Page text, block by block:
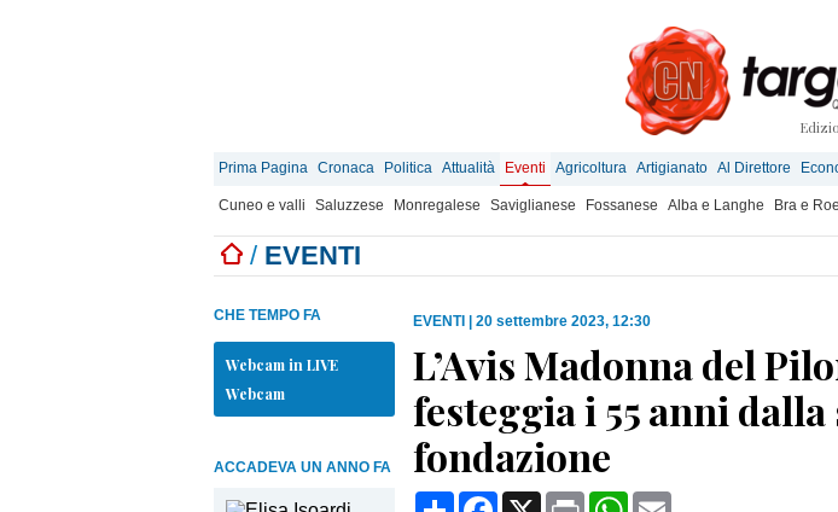
Prima Pagina Cronaca Politica Attualità Eventi Agricoltura Artigianato Al Direttore
Cuneo e valli Saluzzese Monregalese Saviglianese Fossanese Alba e Langhe Bra e
/ EVENTI
CHE TEMPO FA
Webcam in LIVE
Webcam
ACCADEVA UN ANNO FA
EVENTI 20 settembre 2023, 12:30
L’Avis Madonna del
festeggia i 55 anni dalla
fondazione
CondividiFacebook
X Print WhatsApp